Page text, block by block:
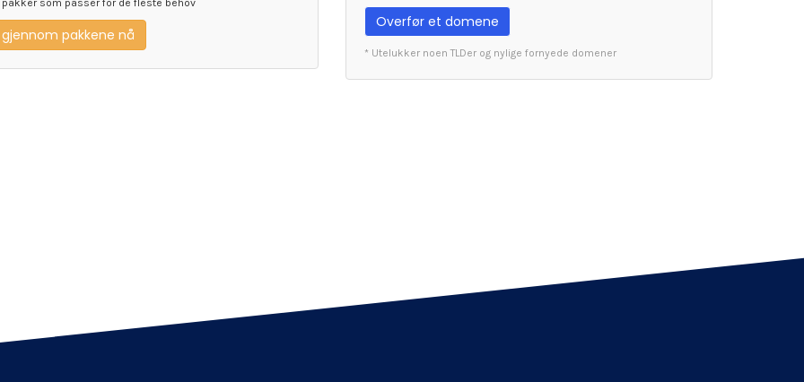
pakker som passer for de fleste behov
gjennom pakkene nå
Overfør et domene
* Utelukker noen TLDer og nylige fornyede domener